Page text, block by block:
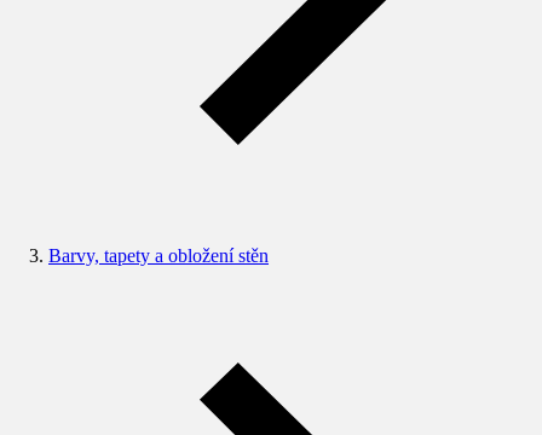
Barvy, tapety a obložení stěn